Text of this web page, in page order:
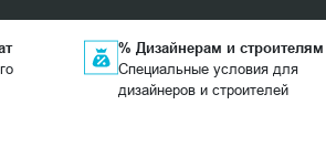
% Дизайнерам и строителям
Специальные условия для
дизайнеров и строителей